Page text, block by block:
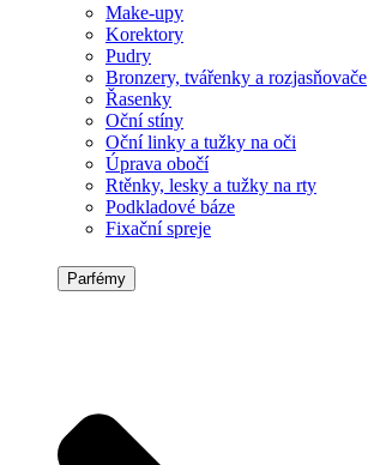
Make-upy
Korektory
Pudry
Bronzery, tvářenky a rozjasňovače
Řasenky
Oční stíny
Oční linky a tužky na oči
Úprava obočí
Rtěnky, lesky a tužky na rty
Podkladové báze
Fixační spreje
Parfémy